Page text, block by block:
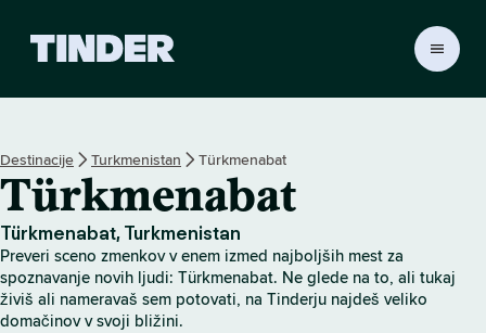
r
:
D
o
m
o
v
Destinacije Turkmenistan Türkmenabat
Türkmenabat
Türkmenabat, Turkmenistan
Preveri sceno zmenkov v enem izmed najboljših mest za
spoznavanje novih ljudi: Türkmenabat. Ne glede na to, ali tukaj
živiš ali nameravaš sem potovati, na Tinderju najdeš veliko
domačinov v svoji bližini.